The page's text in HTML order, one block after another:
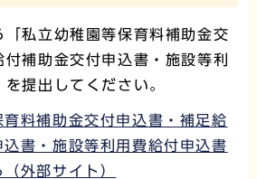
「私立幼稚園等保育料補助金交
補助金交付申込書・施設等利
提出してください。
料補助金交付申込書・補足給
書・施設等利用費給付申込書
外部サイト）